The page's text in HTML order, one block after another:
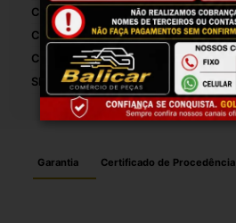
Cor:
Cor Principal:
Comprimento Máximo:
SKU:
Garantia Certificado de Procedência